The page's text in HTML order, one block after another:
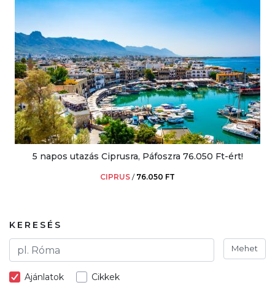
5 napos utazás Ciprusra, Páfoszra 76.050 Ft-ért!
CIPRUS / 76.050 FT
KERESÉS
Mehet
Ajánlatok Cikkek